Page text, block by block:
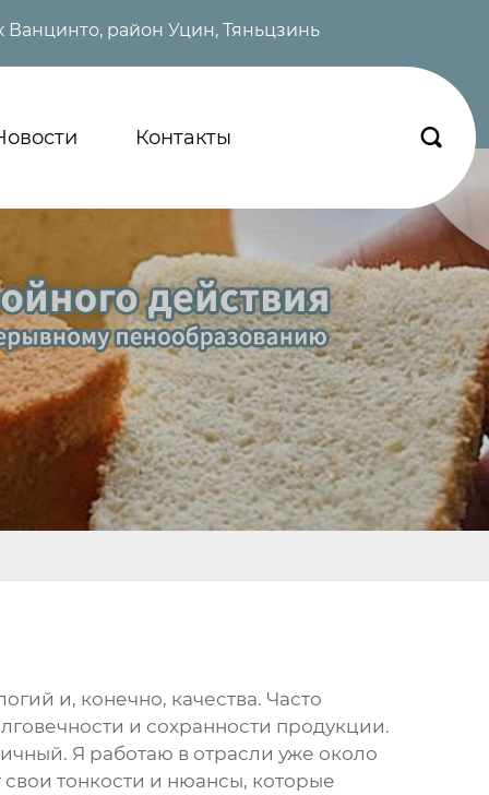
район Уцин, Тяньцзинь
Контакты 
и, конечно, качества. Часто
и сохранности продукции.
Я работаю в отрасли уже около
тонкости и нюансы, которые